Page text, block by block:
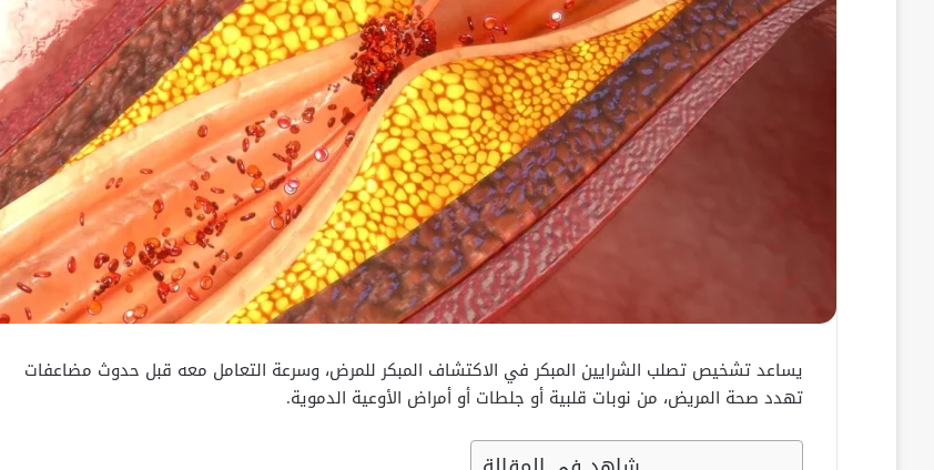
يساعد تشخيص تصلب الشرايين المبكر في الاكتشاف المبكر للمرض، وسرعة التعامل معه قبل حدوث مضاعفات
تهدد صحة المريض، من نوبات قلبية أو جلطات أو أمراض الأوعية الدموية.